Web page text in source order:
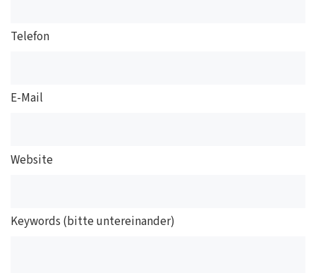
Telefon
E-Mail
Website
Keywords (bitte untereinander)